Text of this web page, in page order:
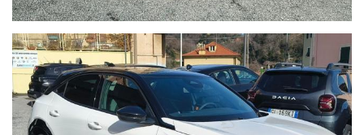
WWW.AUTOBORZOLI.IT
Perché scegliere AUTOBORZOLI?
Sappiamo che l’acquisto di un’auto usata è una questione di
fiducia. Per questo, ogni nostra vettura viene consegnata solo
dopo un rigoroso processo di ripristino: